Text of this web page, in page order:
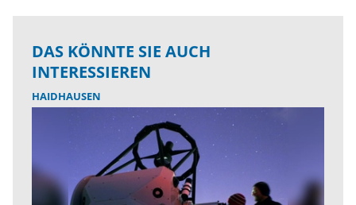
DAS KÖNNTE SIE AUCH
INTERESSIEREN
HAIDHAUSEN